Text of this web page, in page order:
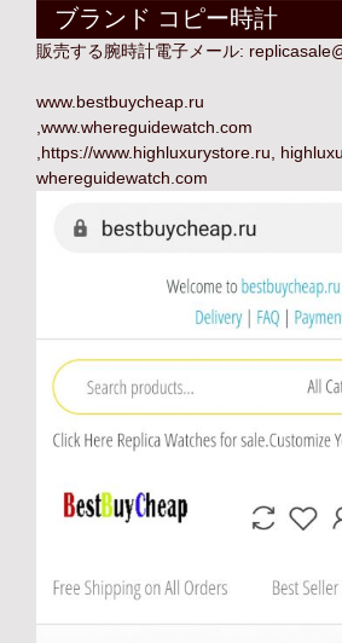
ブランド コピー時計
販売する腕時計電子メール:
www.bestbuycheap.ru
www.whereguidewatch.com
https://www.highluxurystore.ru
whereguidewatch.com